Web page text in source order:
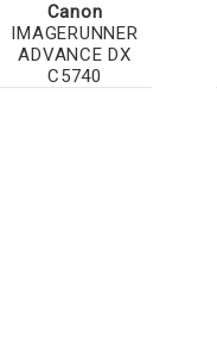
Canon
IMAGERUNNER
ADVANCE DX
C5740